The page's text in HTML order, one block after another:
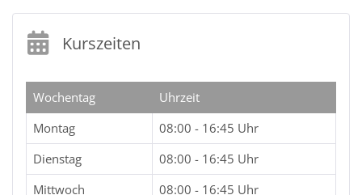
Kurszeiten
Wochentag
Uhrzeit
Montag
08:00 - 16:45 Uhr
Dienstag
08:00 - 16:45 Uhr
Mittwoch
08:00 - 16:45 Uhr